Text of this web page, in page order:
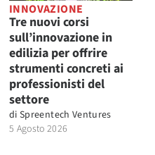
INNOVAZIONE
Tre nuovi corsi
sull’innovazione in
edilizia per offrire
strumenti concreti ai
professionisti del
settore
di Spreentech Ventures
5 Agosto 2026